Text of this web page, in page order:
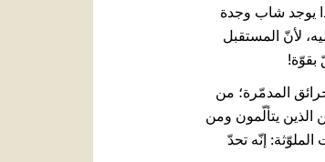
يوجد شاب وجدة
لأنّ المستقبل
بقوّة!
المدمّرة؛ من
الذين يتألّمون ومن
إنّه تحدّ